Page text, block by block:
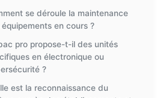
se déroule la maintenance
en cours ?
pro propose-t-il des unités
en électronique ou
?
est la reconnaissance du